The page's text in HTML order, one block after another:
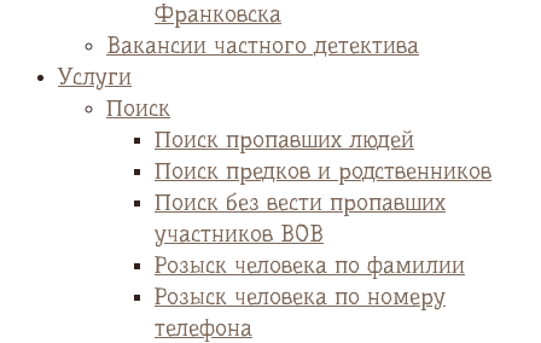
Франковска
Вакансии частного детектива
Услуги
Поиск
Поиск пропавших людей
Поиск предков и родственников
Поиск без вести пропавших
участников ВОВ
Розыск человека по фамилии
Розыск человека по номеру
телефона